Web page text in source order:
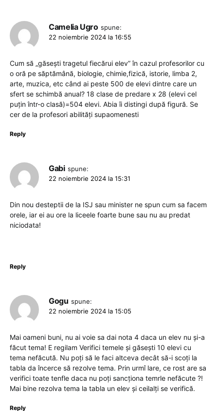
Camelia Ugro spune:
22 noiembrie 2024 la 16:55
Cum să „găsești tragetul fiecărui elev” în cazul profesorilor cu
o oră pe săptămână, biologie, chimie,fizică, istorie, limba 2,
arte, muzica, etc când ai peste 500 de elevi dintre care un
sfert se schimbă anual? 18 clase de predare x 28 (elevi cel
puțin într-o clasă)=504 elevi. Abia îi distingi după figură. Se
cer de la profesori abilități supaomenesti
Reply
Gabi spune:
22 noiembrie 2024 la 15:31
Din nou desteptii de la ISJ sau minister ne spun cum sa facem
orele, iar ei au ore la liceele foarte bune sau nu au predat
niciodata!
Reply
Gogu spune:
22 noiembrie 2024 la 15:05
Mai oameni buni, nu ai voie sa dai nota 4 daca un elev nu și-a
făcut tema! E regilam Verifici temele și găsești 10 elevi cu
tema nefăcută. Nu poți să le faci altceva decât să-i scoți la
tabla da încerce să rezolve tema. Prin urmî lare, ce rost are sa
verifici toate tenfle daca nu poți sancționa temrle nefăcute ?!
Mai bine rezolva tema la tabla un elev și ceilalți se verifică.
Reply